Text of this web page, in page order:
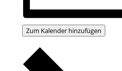
Zum Kalender hinzufügen